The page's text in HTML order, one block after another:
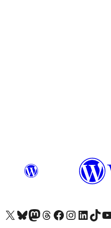
X (旧 Twitter) アカウントへBluesky アカウントへMastodon アカウントへThreads アカウントへ Facebook ページへInstagram アカウントへ LinkedIn アカウントへTikTok アカウントへYouTube チ